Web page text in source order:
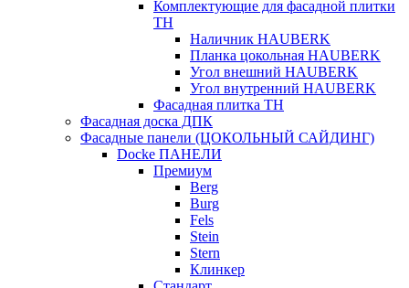
Комплектующие для фасадной плитки
ТН
Наличник HAUBERK
Планка цокольная HAUBERK
Угол внешний HAUBERK
Угол внутренний HAUBERK
Фасадная плитка ТН
Фасадная доска ДПК
Фасадные панели (ЦОКОЛЬНЫЙ САЙДИНГ)
Docke ПАНЕЛИ
Премиум
Berg
Burg
Fels
Stein
Stern
Клинкер